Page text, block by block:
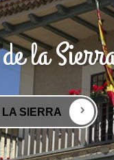
Madrid a 88 Km
la
LA SIERRA